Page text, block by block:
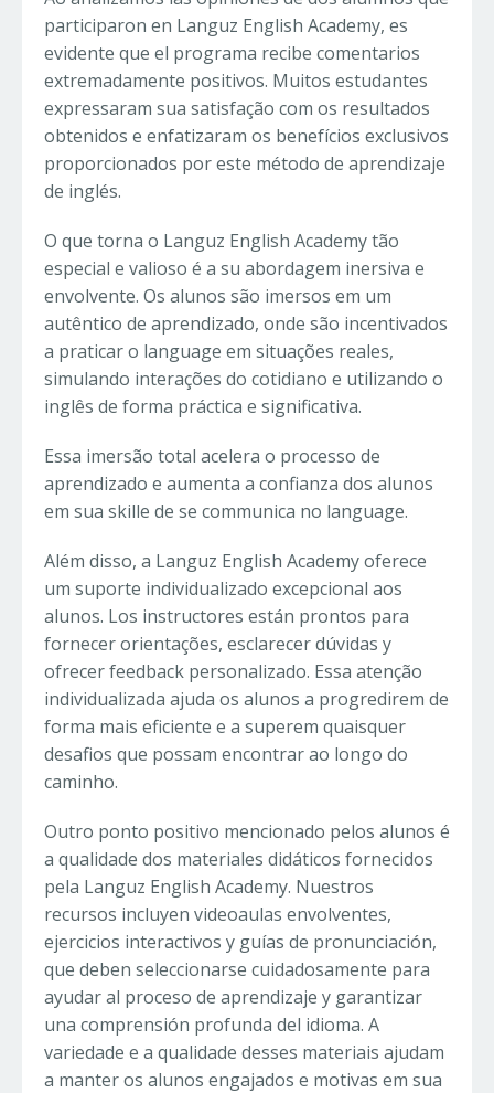
participaron en Languz English Academy, es
evidente que el programa recibe comentarios
extremadamente positivos. Muitos estudantes
expressaram sua satisfação com os resultados
obtenidos e enfatizaram os benefícios exclusivos
proporcionados por este método de aprendizaje
de inglés.
O que torna o Languz English Academy tão
especial e valioso é a su abordagem inersiva e
envolvente. Os alunos são imersos em um
autêntico de aprendizado, onde são incentivados
a praticar o language em situações reales,
simulando interações do cotidiano e utilizando o
inglês de forma práctica e significativa.
Essa imersão total acelera o processo de
aprendizado e aumenta a confianza dos alunos
em sua skille de se communica no language.
Além disso, a Languz English Academy oferece
um suporte individualizado excepcional aos
alunos. Los instructores están prontos para
fornecer orientações, esclarecer dúvidas y
ofrecer feedback personalizado. Essa atenção
individualizada ajuda os alunos a progredirem de
forma mais eficiente e a superem quaisquer
desafios que possam encontrar ao longo do
caminho.
Outro ponto positivo mencionado pelos alunos é
a qualidade dos materiales didáticos fornecidos
pela Languz English Academy. Nuestros
recursos incluyen videoaulas envolventes,
ejercicios interactivos y guías de pronunciación,
que deben seleccionarse cuidadosamente para
ayudar al proceso de aprendizaje y garantizar
una comprensión profunda del idioma. A
variedade e a qualidade desses materiais ajudam
a manter os alunos engajados e motivas em sua